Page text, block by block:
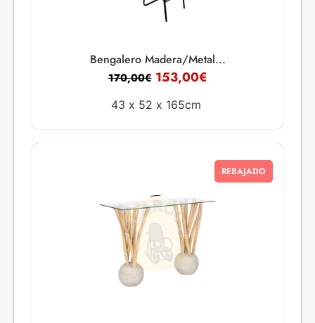
Bengalero Madera/Metal...
170,00€ 153,00€
43 x 52 x 165cm
REBAJADO